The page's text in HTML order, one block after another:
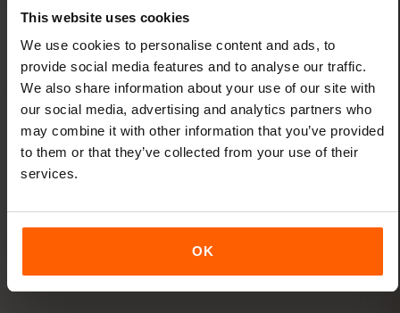
This website uses cookies
We use cookies to personalise content and ads, to
provide social media features and to analyse our traffic.
We also share information about your use of our site with
our social media, advertising and analytics partners who
may combine it with other information that you’ve provided
to them or that they’ve collected from your use of their
services.
OK
Eine eSIM für alle Reisen
Fügen Sie Ihrer bestehenden eSIM über das
sind keine neuen eSIMs erforderlich.